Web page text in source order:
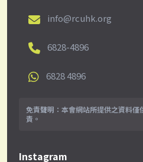
info@rcuhk.org
6828-4896
6828 4896
免責聲明： 本會網站所提供之資料僅
責。
Instagram